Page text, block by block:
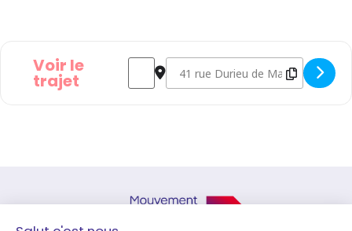
Voir le
trajet
Address - Matinée droit des affaires - Le
Destination Address - Matinée